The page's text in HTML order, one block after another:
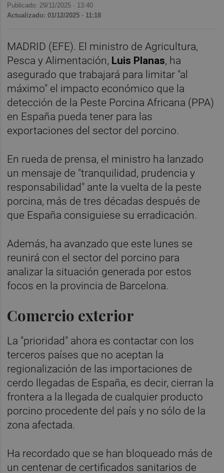
Publicado: 29/11/2025 · 13:40
Actualizado: 01/12/2025 · 11:18
MADRID (EFE). El ministro de Agricultura,
Pesca y Alimentación, Luis Planas, ha
asegurado que trabajará para limitar "al
máximo" el impacto económico que la
detección de la Peste Porcina Africana (PPA)
en España pueda tener para las
exportaciones del sector del porcino.
En rueda de prensa, el ministro ha lanzado
un mensaje de "tranquilidad, prudencia y
responsabilidad" ante la vuelta de la peste
porcina, más de tres décadas después de
que España consiguiese su erradicación.
Además, ha avanzado que este lunes se
reunirá con el sector del porcino para
analizar la situación generada por estos
focos en la provincia de Barcelona.
Comercio exterior
La "prioridad" ahora es contactar con los
terceros países que no aceptan la
regionalización de las importaciones de
cerdo llegadas de España, es decir, cierran la
frontera a la llegada de cualquier producto
porcino procedente del país y no sólo de la
zona afectada.
Ha recordado que se han bloqueado más de
un centenar de certificados sanitarios de